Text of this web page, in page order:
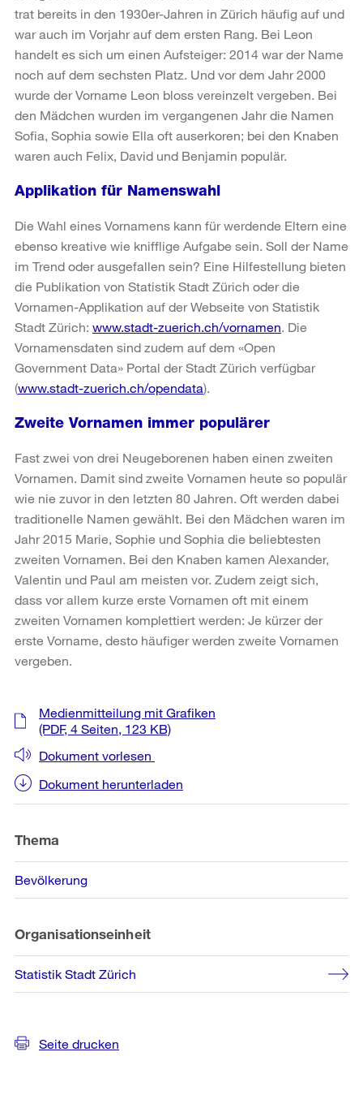
trat bereits in den 1930er-Jahren in Zürich häufig auf und
war auch im Vorjahr auf dem ersten Rang. Bei Leon
handelt es sich um einen Aufsteiger: 2014 war der Name
noch auf dem sechsten Platz. Und vor dem Jahr 2000
wurde der Vorname Leon bloss vereinzelt vergeben. Bei
den Mädchen wurden im vergangenen Jahr die Namen
Sofia, Sophia sowie Ella oft auserkoren; bei den Knaben
waren auch Felix, David und Benjamin populär.
Applikation für Namenswahl
Die Wahl eines Vornamens kann für werdende Eltern eine
ebenso kreative wie knifflige Aufgabe sein. Soll der Name
im Trend oder ausgefallen sein? Eine Hilfestellung bieten
die Publikation von Statistik Stadt Zürich oder die
Vornamen-Applikation auf der Webseite von Statistik
Stadt Zürich: www.stadt-zuerich.ch/vornamen . Die
Vornamensdaten sind zudem auf dem «Open
Government Data» Portal der Stadt Zürich verfügbar
(www.stadt-zuerich.ch/opendata).
Zweite Vornamen immer populärer
Fast zwei von drei Neugeborenen haben einen zweiten
Vornamen. Damit sind zweite Vornamen heute so populär
wie nie zuvor in den letzten 80 Jahren. Oft werden dabei
traditionelle Namen gewählt. Bei den Mädchen waren im
Jahr 2015 Marie, Sophie und Sophia die beliebtesten
zweiten Vornamen. Bei den Knaben kamen Alexander,
Valentin und Paul am meisten vor. Zudem zeigt sich,
dass vor allem kurze erste Vornamen oft mit einem
zweiten Vornamen komplettiert werden: Je kürzer der
erste Vorname, desto häufiger werden zweite Vornamen
vergeben.
Weitere
Informationen
Medienmitteilung mit Grafiken
(PDF, 4 Seiten, 123 KB)
Dokument vorlesen
Dokument herunterladen
Thema
Bevölkerung
Organisationseinheit
Statistik Stadt Zürich
Seite drucken